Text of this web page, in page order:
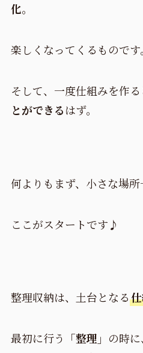
化。
楽しくなってくるものです。
そして、一度仕組みを作る
とができるはず。
何よりもまず、小さな場所
ここがスタートです♪
整理収納は、土台となる
最初に行う 「整理」 の時に、